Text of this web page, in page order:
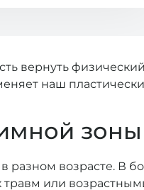
вернуть
наш
зоны
возрасте. В
или